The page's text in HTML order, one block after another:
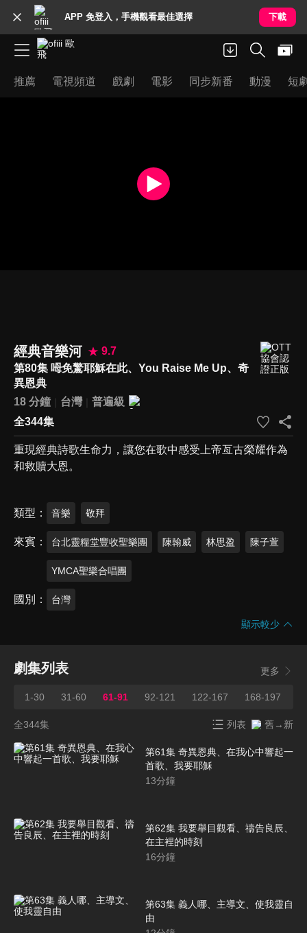
APP 免登入，手機觀看最佳選擇 下載
推薦 電視頻道 戲劇 電影 同步新番 動漫 短
經典音樂河
9.7
第80集 呣免驚耶穌在此、You Raise Me Up、奇
異恩典
18 分鐘
台灣
普遍級
全344集
重現經典詩歌生命力，讓您在歌中感受上帝亙古榮耀作為
和救贖大恩。
類型 音樂 敬拜
來賓 台北靈糧堂豐收聖樂團 陳翰威 林思盈 陳子萱
YMCA聖樂合唱團
國別 台灣
顯示較少
劇集列表 更多
1-30 31-60 61-91 92-121 122-167 168-197
全344集 列表 舊→新
第61集 奇異恩典、在我心中響起一
首歌、我要耶穌
13分鐘
第62集 我要舉目觀看、禱告良辰、
在主裡的時刻
16分鐘
第63集 義人哪、主導文、使我靈自
由